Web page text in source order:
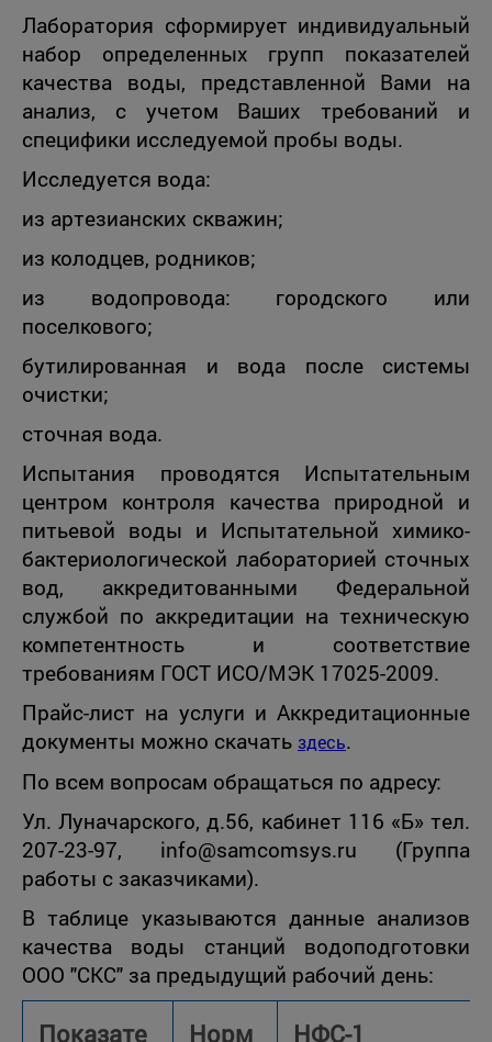
Лаборатория сформирует индивидуальный
набор определенных групп показателей
качества воды, представленной Вами на
анализ, с учетом Ваших требований и
специфики исследуемой пробы воды.
Исследуется вода:
из артезианских скважин;
из колодцев, родников;
из водопровода: городского или
поселкового;
бутилированная и вода после системы
очистки;
сточная вода.
Испытания проводятся Испытательным
центром контроля качества природной и
питьевой воды и Испытательной химико-
бактериологической лабораторией сточных
вод, аккредитованными Федеральной
службой по аккредитации на техническую
компетентность и соответствие
требованиям ГОСТ ИСО/МЭК 17025-2009.
Прайс-лист на услуги и Аккредитационные
документы можно скачать здесь.
По всем вопросам обращаться по адресу:
Ул. Луначарского, д.56, кабинет 116 «Б» тел.
207-23-97, info@samcomsys.ru (Группа
работы с заказчиками).
В таблице указываются данные анализов
качества воды станций водоподготовки
ООО "СКС" за предыдущий рабочий день:
Показате
Норм
НФС-1